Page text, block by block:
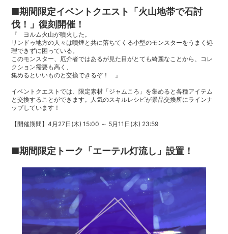
■期間限定イベントクエスト「火山地帯で石討
伐！」復刻開催！
『 ヨルム火山が噴火した。
リンドゥ地方の人々は噴煙と共に落ちてくる小型のモンスターをうまく処
理できずに困っている。
このモンスター、厄介者ではあるが見た目がとても綺麗なことから、コレ
クション需要も高く、
集めるといいものと交換できるぞ！ 』
イベントクエストでは、限定素材「ジャムころ」を集めると各種アイテム
と交換することができます。人気のスキルレシピが景品交換所にラインナ
ップしています！
【開催期間】4月27日(木) 15:00 ～ 5月11日(木) 23:59
■期間限定トーク「エーテル灯流し」設置！